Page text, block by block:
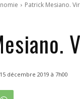
Patrick Mesiano.
15 décembre 2019 à 7h00